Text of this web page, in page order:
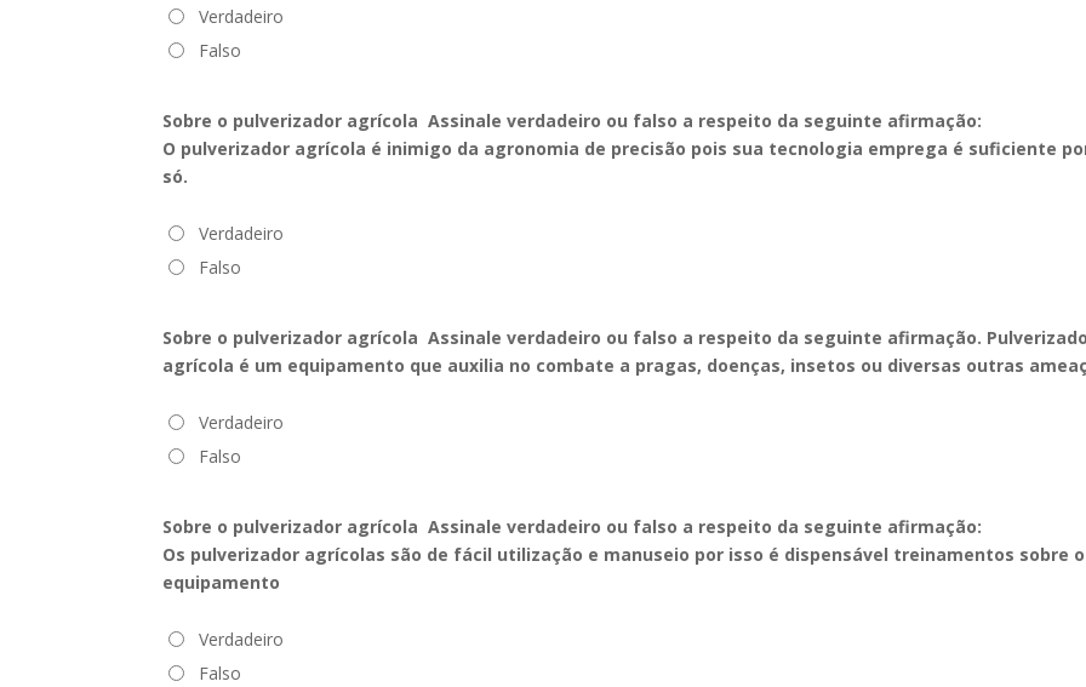
Verdadeiro
Falso
Sobre o pulverizador agrícola Assinale verdadeiro ou falso a respeito da seguinte afirmação:
O pulverizador agrícola é inimigo da agronomia de precisão pois sua tecnologia emprega é suficiente
só.
Verdadeiro
Falso
Sobre o pulverizador agrícola Assinale verdadeiro ou falso a respeito da seguinte afirmação.
agrícola é um equipamento que auxilia no combate a pragas, doenças, insetos ou diversas outras
Verdadeiro
Falso
Sobre o pulverizador agrícola Assinale verdadeiro ou falso a respeito da seguinte afirmação:
Os pulverizador agrícolas são de fácil utilização e manuseio por isso é dispensável treinamentos sobre o
equipamento
Verdadeiro
Falso